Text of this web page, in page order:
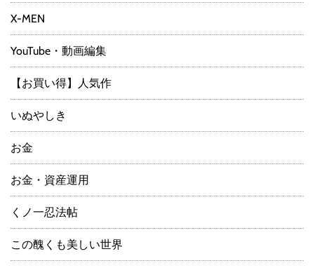
X-MEN
YouTube・動画編集
【お買い得】人気作
いぬやしき
お金
お金・資産運用
くノ一忍法帖
この醜くも美しい世界